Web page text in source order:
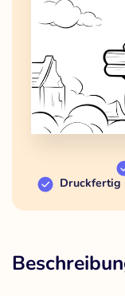
Druckfertig